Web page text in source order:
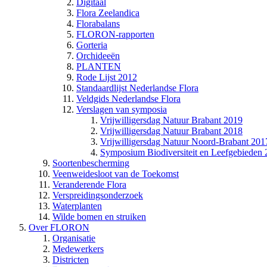
Digitaal
Flora Zeelandica
Florabalans
FLORON-rapporten
Gorteria
Orchideeën
PLANTEN
Rode Lijst 2012
Standaardlijst Nederlandse Flora
Veldgids Nederlandse Flora
Verslagen van symposia
Vrijwilligersdag Natuur Brabant 2019
Vrijwilligersdag Natuur Brabant 2018
Vrijwilligersdag Natuur Noord-Brabant
Symposium Biodiversiteit en Leefgebieden
Soortenbescherming
Veenweidesloot van de Toekomst
Veranderende Flora
Verspreidingsonderzoek
Waterplanten
Wilde bomen en struiken
Over FLORON
Organisatie
Medewerkers
Districten